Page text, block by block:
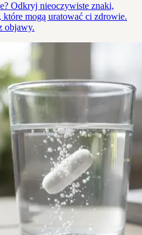
Odkryj nieoczywiste znaki,
które mogą uratować ci zdrowie.
objawy.